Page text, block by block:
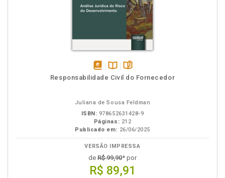
disponívelDisponível
páginas
Responsabilidade Civil do Fornecedor
Juliana de Sousa Feldman
ISBN: 978652631428-9
Páginas: 212
Publicado em: 26/06/2025
VERSÃO IMPRESSA
de R$ 99,90* por
R$ 89,91